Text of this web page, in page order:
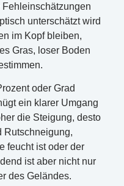
unterschätzt wird
im Kopf bleiben,
Gras, loser Boden
oder Grad
ein klarer Umgang
die Steigung, desto
Rutschneigung,
feucht ist oder der
ist aber nicht nur
des Geländes.